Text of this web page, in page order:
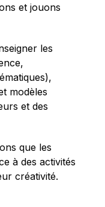
et jouons
les
modèles
et des
que les
à des activités
créativité.